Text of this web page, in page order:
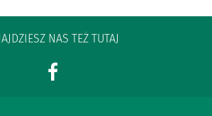
NAS TEŻ TUTAJ